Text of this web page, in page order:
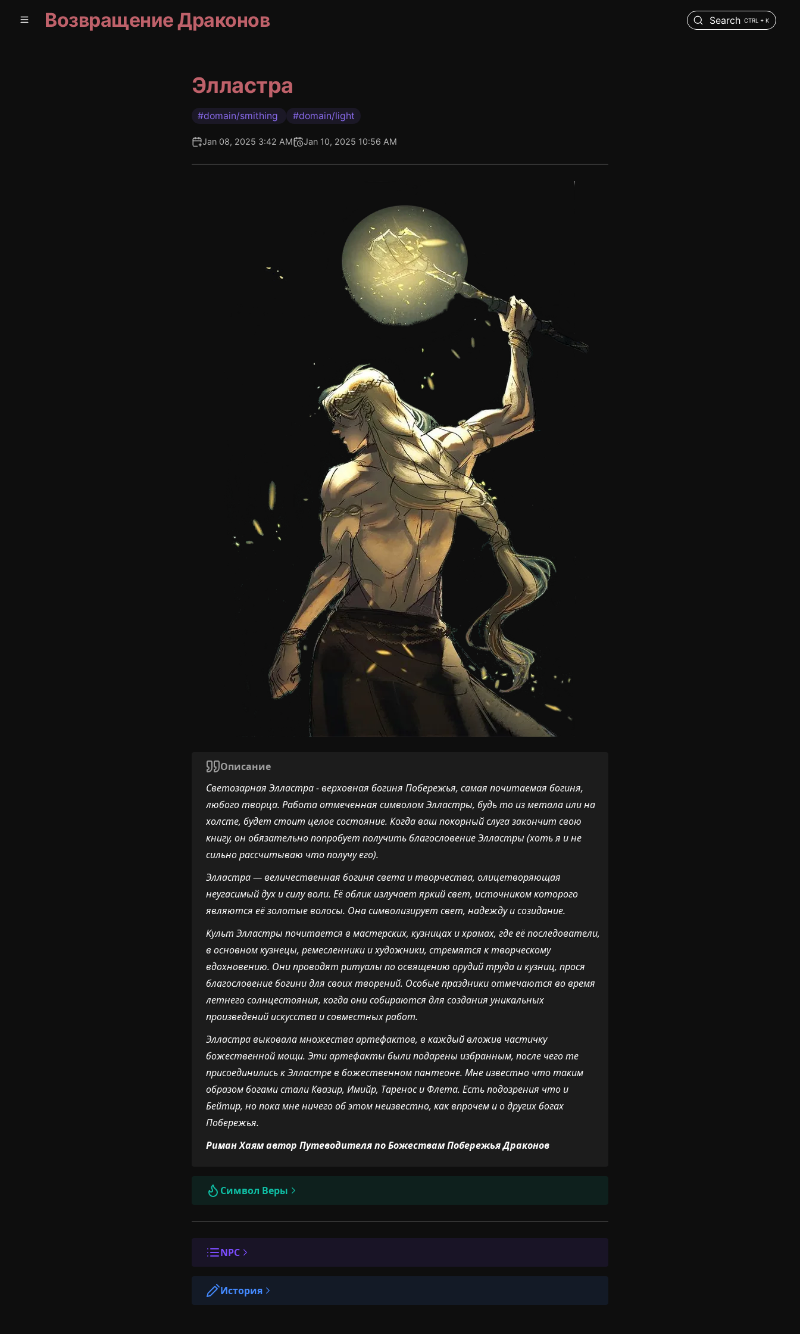
Возвращение Драконов Search CTRL + K
Элластра
#domain/smithing #domain/light
Jan 08, 2025 3:42 AM Jan 10, 2025 10:56 AM
Описание
Светозарная Элластра - верховная богиня Побережья, самая почитаемая богиня,
любого творца. Работа отмеченная символом Элластры, будь то из метала или на
холсте, будет стоит целое состояние. Когда ваш покорный слуга закончит свою
книгу, он обязательно попробует получить благословение Элластры (хоть я и не
сильно рассчитываю что получу его).
Элластра — величественная богиня света и творчества, олицетворяющая
неугасимый дух и силу воли. Её облик излучает яркий свет, источником которого
являются её золотые волосы. Она символизирует свет, надежду и созидание.
Культ Элластры почитается в мастерских, кузницах и храмах, где её последователи,
в основном кузнецы, ремесленники и художники, стремятся к творческому
вдохновению. Они проводят ритуалы по освящению орудий труда и кузниц, прося
благословение богини для своих творений. Особые праздники отмечаются во время
летнего солнцестояния, когда они собираются для создания уникальных
произведений искусства и совместных работ.
Элластра выковала множества артефактов, в каждый вложив частичку
божественной мощи. Эти артефакты были подарены избранным, после чего те
присоединились к Элластре в божественном пантеоне. Мне известно что таким
образом богами стали Квазир, Имийр, Таренос и Флета. Есть подозрения что и
Бейтир, но пока мне ничего об этом неизвестно, как впрочем и о других богах
Побережья.
Риман Хаям автор Путеводителя по Божествам Побережья Драконов
Символ Веры
NPC
История